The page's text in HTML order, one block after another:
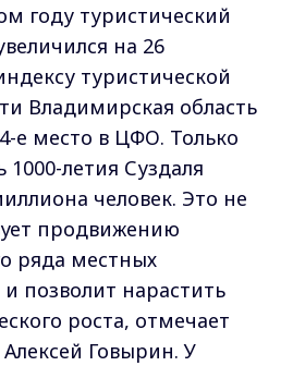
году туристический
на 26
туристической
Владимирская область
е место в ЦФО. Только
1000-летия Суздаля
человек. Это не
продвижению
ряда местных
позволит нарастить
роста, отмечает
Говырин. У